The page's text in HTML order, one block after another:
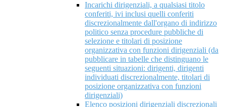
Incarichi dirigenziali, a qualsiasi titolo
conferiti, ivi inclusi quelli conferiti
discrezionalmente dall'organo di indirizzo
politico senza procedure pubbliche di
selezione e titolari di posizione
organizzativa con funzioni dirigenziali (da
pubblicare in tabelle che distinguano le
seguenti situazioni: dirigenti, dirigenti
individuati discrezionalmente, titolari di
posizione organizzativa con funzioni
dirigenziali)
Elenco posizioni dirigenziali discrezionali